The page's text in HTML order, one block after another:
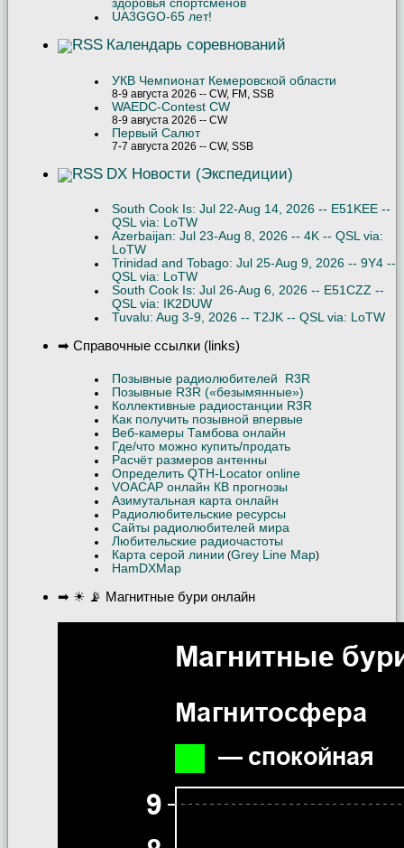
здоровья спортсменов
UA3GGO-65 лет!
Календарь соревнований
УКВ Чемпионат Кемеровской области
8-9 августа 2026 -- CW, FM, SSB
WAEDC-Contest CW
8-9 августа 2026 -- CW
Первый Салют
7-7 августа 2026 -- CW, SSB
DX Новости (Экспедиции)
South Cook Is: Jul 22-Aug 14, 2026 -- E51KEE --
QSL via: LoTW
Azerbaijan: Jul 23-Aug 8, 2026 -- 4K -- QSL via:
LoTW
Trinidad and Tobago: Jul 25-Aug 9, 2026 -- 9Y4 --
QSL via: LoTW
South Cook Is: Jul 26-Aug 6, 2026 -- E51CZZ --
QSL via: IK2DUW
Tuvalu: Aug 3-9, 2026 -- T2JK -- QSL via: LoTW
➡ Справочные ссылки (links)
Позывные радиолюбителей R3R
Позывные R3R («безымянные»)
Коллективные радиостанции R3R
Как получить позывной впервые
Веб-камеры Тамбова онлайн
Где/что можно купить/продать
Расчёт размеров антенны
Определить QTH-Locator online
VOACAP онлайн КВ прогнозы
Азимутальная карта онлайн
Радиолюбительские ресурсы
Сайты радиолюбителей мира
Любительские радиочастоты
Карта серой линии (Grey Line Map)
HamDXMap
➡ ☀ 📡 Магнитные бури онлайн